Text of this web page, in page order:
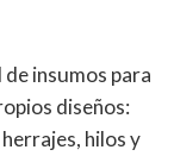
insumos para
diseños:
hilos y